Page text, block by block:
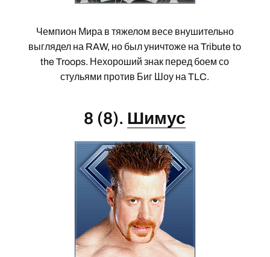
Чемпион Мира в тяжелом весе внушительно
выглядел на RAW, но был уничтоже на Tribute to
the Troops. Нехороший знак перед боем со
стульями против Биг Шоу на TLC.
8 (8). Шимус